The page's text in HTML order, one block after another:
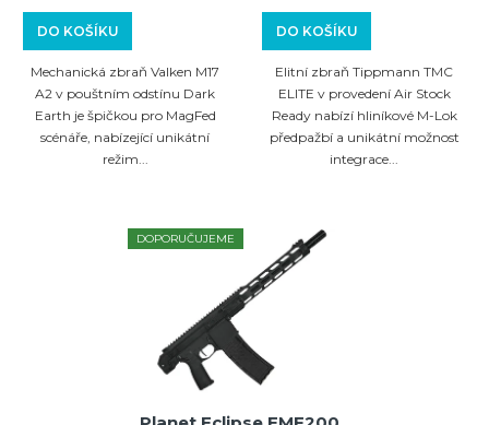
DO KOŠÍKU
Mechanická zbraň Valken M17
A2 v pouštním odstínu Dark
Earth je špičkou pro MagFed
scénáře, nabízející unikátní
režim...
DO KOŠÍKU
Elitní zbraň Tippmann TMC
ELITE v provedení Air Stock
Ready nabízí hliníkové M-Lok
předpažbí a unikátní možnost
integrace...
DOPORUČUJEME